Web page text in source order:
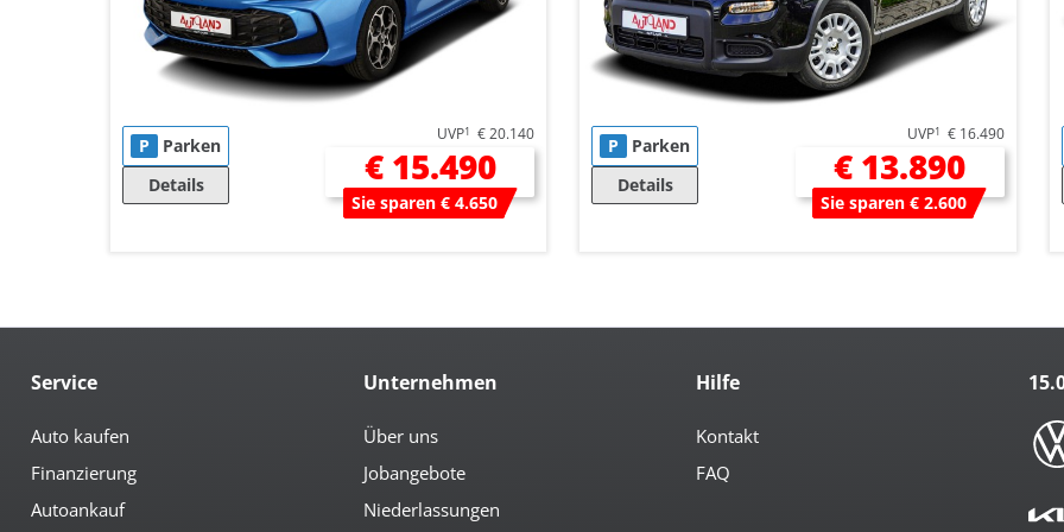
P
Parken
Details
UVP1 € 20.140
€ 15.490
Sie sparen € 4.650
P
Parken
Details
UVP1 € 16.490
€ 13.890
Sie sparen € 2.600
Service
Auto kaufen
Finanzierung
Autoankauf
Unternehmen
Über uns
Jobangebote
Niederlassungen
Hilfe
Kontakt
FAQ